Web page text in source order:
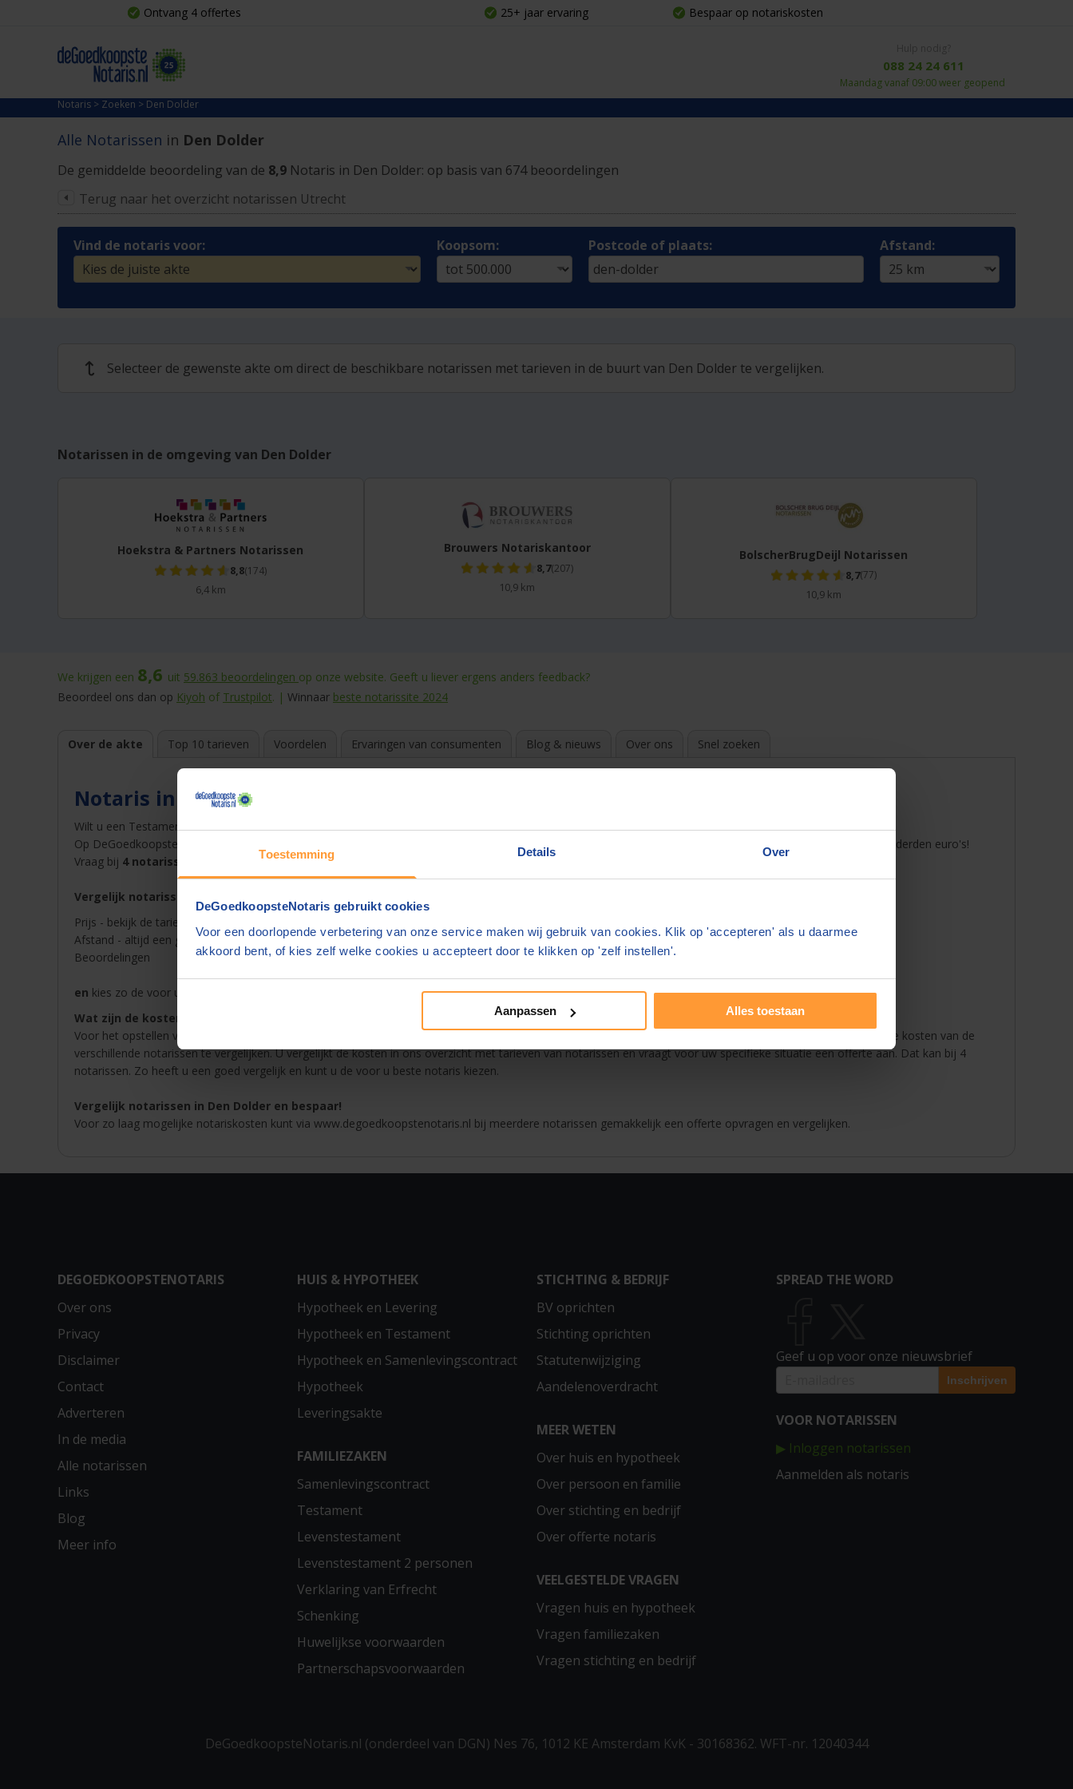
Toestemming Details Over
DeGoedkoopsteNotaris gebruikt cookies
Voor een doorlopende verbetering van onze service maken wij gebruik van cookies. Klik op 'accepteren' als u daarmee
akkoord bent, of kies zelf welke cookies u accepteert door te klikken op 'zelf instellen'.
Aanpassen Alles toestaan
Ontvang 4 offertes 25+ jaar ervaring Bespaar op notariskosten
088 24 24 611
Maandag vanaf 09:00 weer geopend
Notaris > Zoeken > Den Dolder
Alle Notarissen in Den Dolder
De gemiddelde beoordeling van de 8,9 Notaris in Den Dolder: op basis van 674 beoordelingen
Terug naar het overzicht notarissen Utrecht
Vind de notaris voor: Koopsom: Postcode of plaats: Afstand:
↩ Selecteer de gewenste akte om direct de beschikbare notarissen met tarieven in de buurt van Den Dolder te vergelijken.
Notarissen in de omgeving van Den Dolder
Hoekstra & Partners Notarissen
8,8(174)
6,4 km
Brouwers Notariskantoor
8,7(207)
10,9 km
BolscherBrugDeijl Notarissen
8,7(77)
10,9 km
We krijgen een 8,6 uit 59.863 beoordelingen op onze website. Geeft u liever ergens anders feedback?
Beoordeel ons dan op Kiyoh of Trustpilot. | Winnaar beste notarissite 2024
Over de akte
Notaris in Den Dolder
Wilt u een Testament opstellen bij een notaris inDen Dolder?
Op DeGoedkoopsteNotaris.nl vindt u snel en gemakkelijk de beste en goedkoopste notaris. Door te vergelijken en gratis offertes aan te vragen bespaart u honderden euro's!
Vraag bij 4 notarissen een offerteop en ontvang deze in uw mail.
Vergelijk notarissen in Den Dolder op
Prijs - bekijk de tarieven van de notaris in Den Dolder in ons overzicht
Afstand - altijd een goedkope notaris in de buurt van Den Dolder
Beoordelingen
en kies zo de voor u beste notaris in Den Dolder voor Testament
Wat zijn de kosten van een notaris in Den Dolder?
Voor het opstellen van een akte betaalt u notariskosten. De notaris mag zelf zijn tarieven bepalen. Deze kunnen enorm verschillen. Daarom is het verstandig de kosten van de
verschillende notarissen te vergelijken. U vergelijkt de kosten in ons overzicht met tarieven van notarissen en vraagt voor uw specifieke situatie een offerte aan. Dat kan bij 4
notarissen. Zo heeft u een goed vergelijk en kunt u de voor u beste notaris kiezen.
Vergelijk notarissen in Den Dolder en bespaar!
Voor zo laag mogelijke notariskosten kunt via www.degoedkoopstenotaris.nl bij meerdere notarissen gemakkelijk een offerte opvragen en vergelijken.
Top 10 tarieven Voordelen Ervaringen van consumenten Blog & nieuws Over ons Snel zoeken
DEGOEDKOOPSTENOTARIS
Over ons
Privacy
Disclaimer
Contact
Adverteren
In de media
Alle notarissen
Links
Blog
Meer info
HUIS & HYPOTHEEK
Hypotheek en Levering
Hypotheek en Testament
Hypotheek en Samenlevingscontract
Hypotheek
Leveringsakte
FAMILIEZAKEN
Samenlevingscontract
Testament
Levenstestament
Levenstestament 2 personen
Verklaring van Erfrecht
Schenking
Huwelijkse voorwaarden
Partnerschapsvoorwaarden
STICHTING & BEDRIJF
BV oprichten
Stichting oprichten
Statutenwijziging
Aandelenoverdracht
MEER WETEN
Over huis en hypotheek
Over persoon en familie
Over stichting en bedrijf
Over offerte notaris
VEELGESTELDE VRAGEN
Vragen huis en hypotheek
Vragen familiezaken
Vragen stichting en bedrijf
SPREAD THE WORD
Geef u op voor onze nieuwsbrief
VOOR NOTARISSEN
▶ Inloggen notarissen
Aanmelden als notaris
DeGoedkoopsteNotaris.nl (onderdeel van DGN) Nes 76, 1012 KE Amsterdam KvK - 30168362. WFT-nr. 12040344